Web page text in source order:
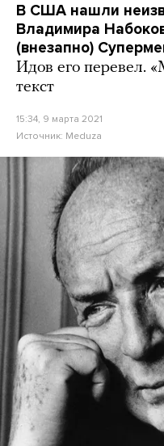
В США нашли
Владимира
(внезапно)
Идов его перевел.
текст
15:34, 9 марта 2021
Источник: Meduza